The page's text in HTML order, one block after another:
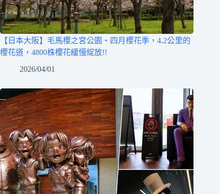
【日本大阪】毛馬櫻之宮公園‧四月櫻花季，4.2公里的
櫻花道，4800株櫻花緩慢綻放!!
2026/04/01